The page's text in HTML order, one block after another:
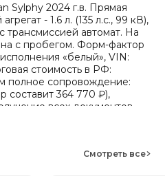
Sylphy 2024 г.в. Прямая
- 1.6 л. (135 л.с., 99 кВ),
трансмиссией автомат. На
с пробегом. Форм-фактор
«белый», VIN:
стоимость в РФ:
полное сопровождение:
составит 364 770 ₽),
всех документов.
логистики. Работаем и
Смотреть все